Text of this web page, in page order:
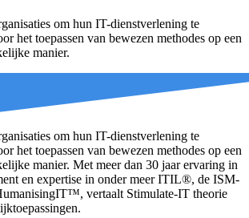
om hun IT-dienstverlening te
het toepassen van bewezen methodes op een
manier.
om hun IT-dienstverlening te
het toepassen van bewezen methodes op een
manier. Met meer dan 30 jaar ervaring in
en expertise in onder meer ITIL®, de ISM-
vertaalt Stimulate-IT theorie